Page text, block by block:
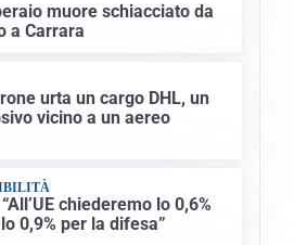
muore schiacciato da
a Carrara
urta un cargo DHL, un
vicino a un aereo
chiederemo lo 0,6%
0,9% per la difesa”